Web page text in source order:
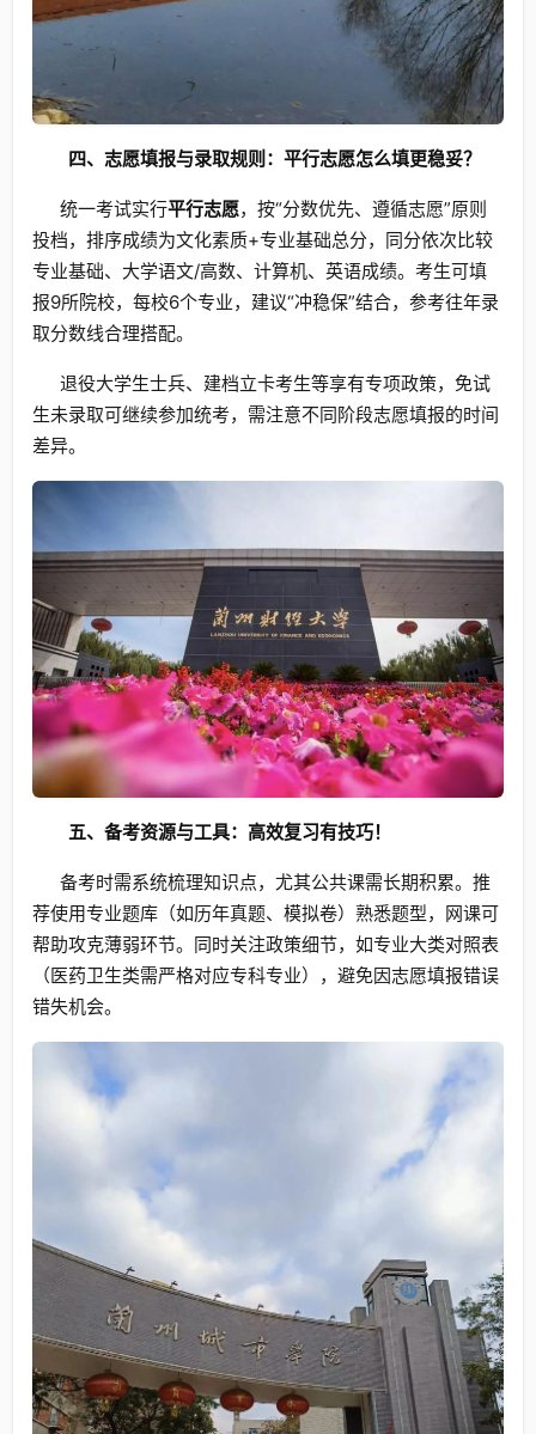
四、志愿填报与录取规则：平行志愿怎么填更稳妥？
统一考试实行平行志愿，按“分数优先、遵循志愿”原则
投档，排序成绩为文化素质+专业基础总分，同分依次比较
专业基础、大学语文/高数、计算机、英语成绩。考生可填
报9所院校，每校6个专业，建议“冲稳保”结合，参考往年录
取分数线合理搭配。
退役大学生士兵、建档立卡考生等享有专项政策，免试
生未录取可继续参加统考，需注意不同阶段志愿填报的时间
差异。
五、备考资源与工具：高效复习有技巧！
备考时需系统梳理知识点，尤其公共课需长期积累。推
荐使用专业题库（如历年真题、模拟卷）熟悉题型，网课可
帮助攻克薄弱环节。同时关注政策细节，如专业大类对照表
（医药卫生类需严格对应专科专业），避免因志愿填报错误
错失机会。